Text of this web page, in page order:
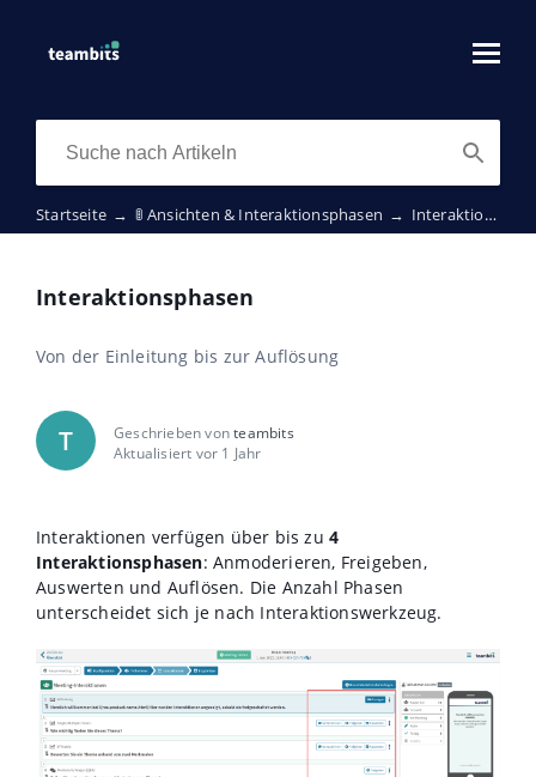
Startseite → 🚦 Ansichten & Interaktionsphasen → Interaktionsphasen
Interaktionsphasen
Von der Einleitung bis zur Auflösung
T Geschrieben vonteambits
Aktualisiert vor 1 Jahr
Interaktionen verfügen über bis zu 4
Interaktionsphasen: Anmoderieren, Freigeben,
Auswerten und Auflösen. Die Anzahl Phasen
unterscheidet sich je nach Interaktionswerkzeug.